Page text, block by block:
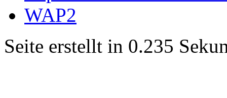
WAP2
Seite erstellt in 0.235